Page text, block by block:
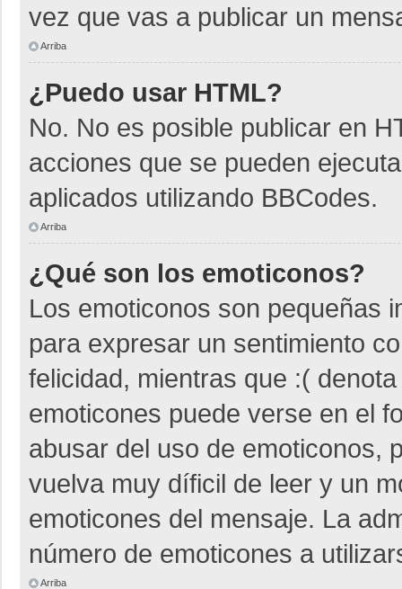
vez que vas a publicar un
Arriba
¿Puedo usar HTML?
No. No es posible publicar en
acciones que se pueden
aplicados utilizando BBCodes.
Arriba
¿Qué son los emoticonos?
Los emoticonos son pequeñas
para expresar un sentimiento
felicidad, mientras que :(
emoticones puede verse en el
abusar del uso de emoticonos,
vuelva muy díficil de leer y un
emoticones del mensaje. La
número de emoticones a
Arriba